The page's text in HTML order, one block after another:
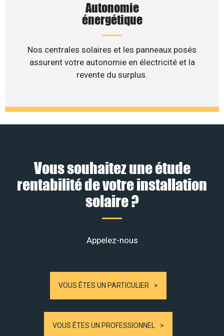
Autonomie
énergétique
Nos centrales solaires et les panneaux posés
assurent votre autonomie en électricité et la
revente du surplus.
Vous souhaitez une étude
rentabilité de votre installation
solaire ?
Appelez-nous
VOUS ÊTES UN PARTICULIER
VOUS ÊTES UN PROFESSIONNEL